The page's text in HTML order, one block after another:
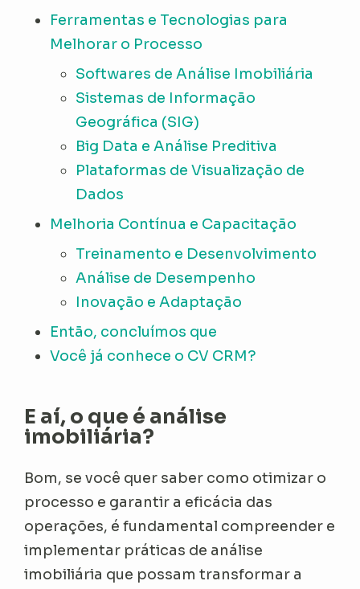
Ferramentas e Tecnologias para
Melhorar o Processo
Softwares de Análise Imobiliária
Sistemas de Informação
Geográfica (SIG)
Big Data e Análise Preditiva
Plataformas de Visualização de
Dados
Melhoria Contínua e Capacitação
Treinamento e Desenvolvimento
Análise de Desempenho
Inovação e Adaptação
Então, concluímos que
Você já conhece o CV CRM?
E aí, o que é análise
imobiliária?
Bom, se você quer saber como otimizar o
processo e garantir a eficácia das
operações, é fundamental compreender e
implementar práticas de análise
imobiliária que possam transformar a